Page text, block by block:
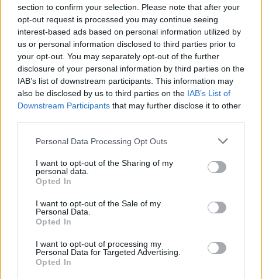
section to confirm your selection. Please note that after your
opt-out request is processed you may continue seeing
interest-based ads based on personal information utilized by
us or personal information disclosed to third parties prior to
your opt-out. You may separately opt-out of the further
disclosure of your personal information by third parties on the
IAB’s list of downstream participants. This information may
also be disclosed by us to third parties on the IAB’s List of
Downstream Participants that may further disclose it to other
Personal Data Processing Opt Outs
I want to opt-out of the Sharing of my
personal data.
Opted In
I want to opt-out of the Sale of my
Personal Data.
Opted In
I want to opt-out of processing my
Personal Data for Targeted Advertising.
Opted In
PUNTATA
Redazione 03/06/2026
Stefano Ferranti, founder di Strategie per Agenzia, ci
ha parlato di PMI della comunicazione tra fragilità e
trasformazione